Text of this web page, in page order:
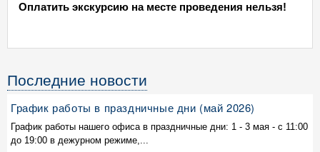
Оплатить экскурсию на месте проведения нельзя!
Последние новости
График работы в праздничные дни (май 2026)
График работы нашего офиса в праздничные дни: 1 - 3 мая - с 11:00
до 19:00 в дежурном режиме,...